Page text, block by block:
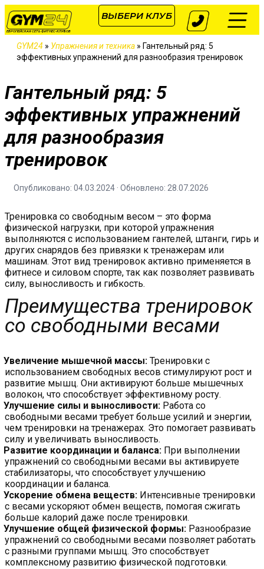
ЕВРОПЕЙСКАЯ СЕТЬ ФИТНЕС-КЛУБОВ
ВЫБЕРИ КЛУБ
GYM24 » Упражнения и техника » Гантельный ряд: 5
эффективных упражнений для разнообразия тренировок
Гантельный ряд: 5
эффективных упражнений
для разнообразия
тренировок
Опубликовано: 04.03.2024 · Обновлено: 28.07.2026
Тренировка со свободным весом – это форма
физической нагрузки, при которой упражнения
выполняются с использованием гантелей, штанги, гирь и
других снарядов без привязки к тренажерам или
машинам. Этот вид тренировок активно применяется в
фитнесе и силовом спорте, так как позволяет развивать
силу, выносливость и гибкость.
Преимущества тренировок
со свободными весами
Увеличение мышечной массы: Тренировки с
использованием свободных весов стимулируют рост и
развитие мышц. Они активируют больше мышечных
волокон, что способствует эффективному росту.
Улучшение силы и выносливости: Работа со
свободными весами требует больше усилий и энергии,
чем тренировки на тренажерах. Это помогает развивать
силу и увеличивать выносливость.
Развитие координации и баланса: При выполнении
упражнений со свободными весами вы активируете
стабилизаторы, что способствует улучшению
координации и баланса.
Ускорение обмена веществ: Интенсивные тренировки
с весами ускоряют обмен веществ, помогая сжигать
больше калорий даже после тренировки.
Улучшение общей физической формы: Разнообразие
упражнений со свободными весами позволяет работать
с разными группами мышц. Это способствует
комплексному развитию физической подготовки.